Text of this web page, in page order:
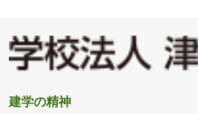
建学の精神